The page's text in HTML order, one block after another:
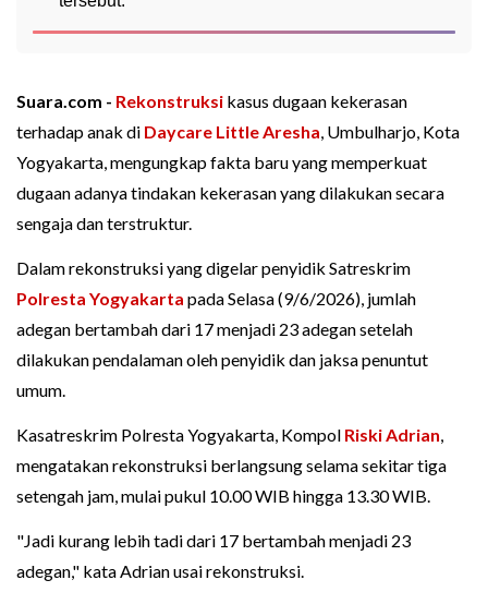
Suara.com - Rekonstruksi kasus dugaan kekerasan
terhadap anak di Daycare Little Aresha, Umbulharjo, Kota
Yogyakarta, mengungkap fakta baru yang memperkuat
dugaan adanya tindakan kekerasan yang dilakukan secara
sengaja dan terstruktur.
Dalam rekonstruksi yang digelar penyidik Satreskrim
Polresta Yogyakarta pada Selasa (9/6/2026), jumlah
adegan bertambah dari 17 menjadi 23 adegan setelah
dilakukan pendalaman oleh penyidik dan jaksa penuntut
umum.
Kasatreskrim Polresta Yogyakarta, Kompol Riski Adrian,
mengatakan rekonstruksi berlangsung selama sekitar tiga
setengah jam, mulai pukul 10.00 WIB hingga 13.30 WIB.
"Jadi kurang lebih tadi dari 17 bertambah menjadi 23
adegan," kata Adrian usai rekonstruksi.